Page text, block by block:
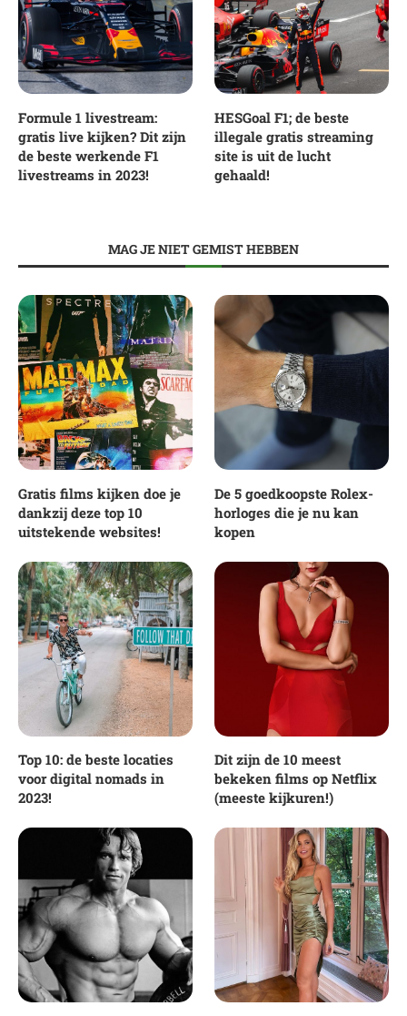
Formule 1 livestream:
gratis live kijken? Dit zijn
de beste werkende F1
livestreams in 2023!
HESGoal F1; de beste
illegale gratis streaming
site is uit de lucht
gehaald!
MAG JE NIET GEMIST HEBBEN
Gratis films kijken doe je
dankzij deze top 10
uitstekende websites!
De 5 goedkoopste Rolex-
horloges die je nu kan
kopen
Top 10: de beste locaties
voor digital nomads in
2023!
Dit zijn de 10 meest
bekeken films op Netflix
(meeste kijkuren!)